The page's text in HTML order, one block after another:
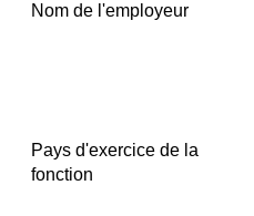
Nom de l'employeur
Pays d'exercice de la
fonction